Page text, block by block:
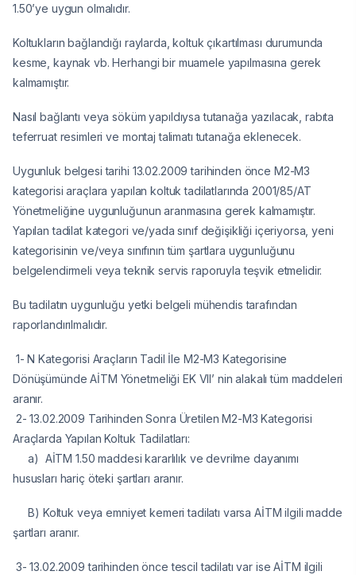
1.50’ye uygun olmalıdır.
Koltukların bağlandığı raylarda, koltuk çıkartılması durumunda
kesme, kaynak vb. Herhangi bir muamele yapılmasına gerek
kalmamıştır.
Nasıl bağlantı veya söküm yapıldıysa tutanağa yazılacak, rabıta
teferruat resimleri ve montaj talimatı tutanağa eklenecek.
Uygunluk belgesi tarihi 13.02.2009 tarihinden önce M2-M3
kategorisi araçlara yapılan koltuk tadilatlarında 2001/85/AT
Yönetmeliğine uygunluğunun aranmasına gerek kalmamıştır.
Yapılan tadilat kategori ve/yada sınıf değişikliği içeriyorsa, yeni
kategorisinin ve/veya sınıfının tüm şartlara uygunluğunu
belgelendirmeli veya teknik servis raporuyla teşvik etmelidir.
Bu tadilatın uygunluğu yetki belgeli mühendis tarafından
raporlandırılmalıdır.
1- N Kategorisi Araçların Tadil İle M2-M3 Kategorisine
Dönüşümünde AİTM Yönetmeliği EK VII’ nin alakalı tüm maddeleri
aranır.
2- 13.02.2009 Tarihinden Sonra Üretilen M2-M3 Kategorisi
Araçlarda Yapılan Koltuk Tadilatları:
a) AİTM 1.50 maddesi kararlılık ve devrilme dayanımı
hususları hariç öteki şartları aranır.
B) Koltuk veya emniyet kemeri tadilatı varsa AİTM ilgili madde
şartları aranır.
3- 13.02.2009 tarihinden önce tescil tadilatı var ise AİTM ilgili